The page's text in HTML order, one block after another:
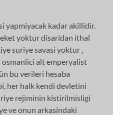
yapmiyacak kadar akillidir.
yoktur disaridan ithal
suriye savasi yoktur ,
alt emperyalist
bu verileri hesaba
her halk kendi devletini
rejiminin kistirilmisligi
ve onun arkasindaki